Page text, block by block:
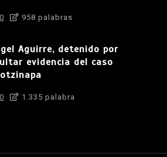
0 958 palabras
Aguirre, detenido por
evidencia del caso
0 1.335 palabra